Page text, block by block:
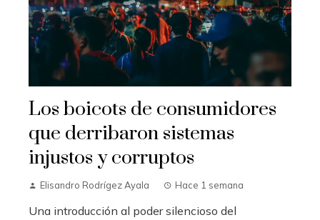
Los boicots de consumidores
que derribaron sistemas
injustos y corruptos
Elisandro Rodrígez Ayala Hace 1 semana
Una introducción al poder silencioso del